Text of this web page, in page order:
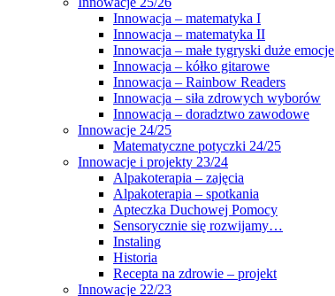
Innowacja – matematyka I
Innowacja – matematyka II
Innowacja – małe tygryski duże emocje
Innowacja – kółko gitarowe
Innowacja – Rainbow Readers
Innowacja – siła zdrowych wyborów
Innowacja – doradztwo zawodowe
Innowacje 24/25
Matematyczne potyczki 24/25
Innowacje i projekty 23/24
Alpakoterapia – zajęcia
Alpakoterapia – spotkania
Apteczka Duchowej Pomocy
Sensorycznie się rozwijamy…
Instaling
Historia
Recepta na zdrowie – projekt
Innowacje 22/23